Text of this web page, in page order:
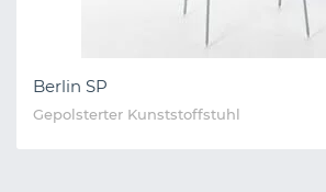
Berlin SP
Gepolsterter Kunststoffstuhl